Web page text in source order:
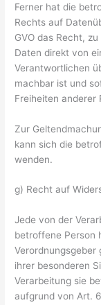
Ferner hat die
Rechts auf
GVO das Recht,
Daten direkt von
Verantwortlichen
machbar ist und
Freiheiten anderer
Zur
kann sich die
wenden.
g) Recht auf
Jede von der
betroffene Person
Verordnungsgeber
ihrer besonderen
Verarbeitung sie
aufgrund von Art.